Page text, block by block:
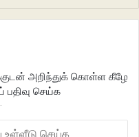
அறிந்துக் கொள்ள கீழே
செய்க